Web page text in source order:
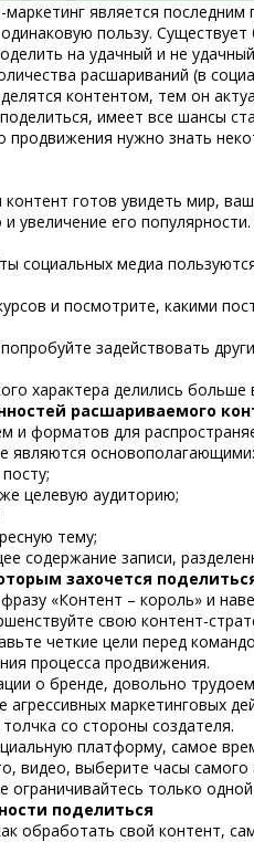
является
пользу.
на удачный и не
расшариваний (в
контентом, тем он
имеет все шансы
продвижения нужно знать
готов увидеть мир,
увеличение его
социальных медиа
и посмотрите, какими
задействовать
характера делились
расшариваемого
и форматов для
являются основополагающими:
целевую аудиторию;
тему;
содержание записи,
захочется
«Контент – король» и
свою контент-
четкие цели перед
процесса продвижения.
о бренде, довольно
агрессивных маркетинговых
со стороны создателя.
платформу, самое
видео, выберите часы
ограничивайтесь только
поделиться
обработать свой контент,